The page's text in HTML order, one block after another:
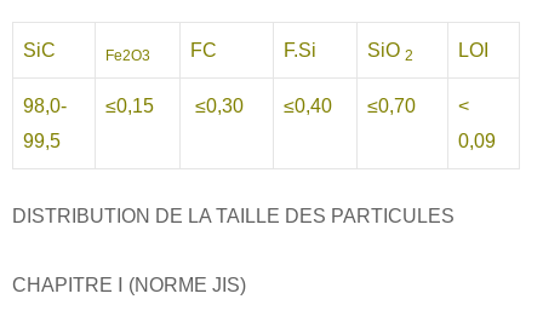
SiC Fe2O3 FC F.Si SiO 2 LOI
98,0-
99,5
≤0,15 ≤0,30 ≤0,40 ≤0,70
<
0,09
DISTRIBUTION DE LA TAILLE DES PARTICULES
CHAPITRE Ⅰ (NORME JIS)